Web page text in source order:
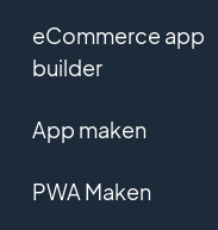
eCommerce app
builder
App maken
PWA Maken